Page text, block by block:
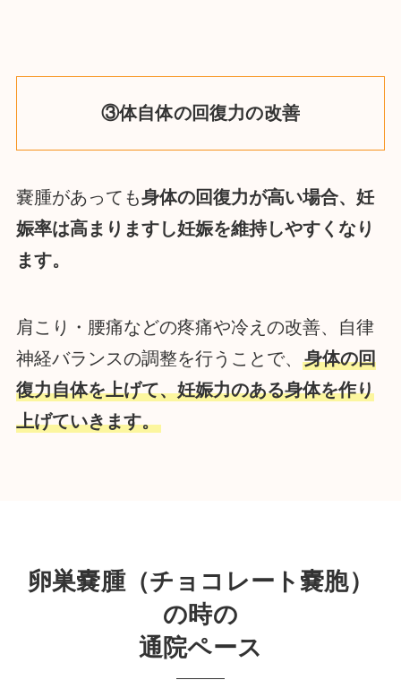
③体自体の回復力の改善
嚢腫があっても身体の回復力が高い場合、妊
娠率は高まりますし妊娠を維持しやすくなり
ます。
肩こり・腰痛などの疼痛や冷えの改善、自律
神経バランスの調整を行うことで、 身体の回
復力自体を上げて、妊娠力のある身体を作り
上げていきます。
卵巣嚢腫（チョコレート嚢胞）
の時の
通院ペース